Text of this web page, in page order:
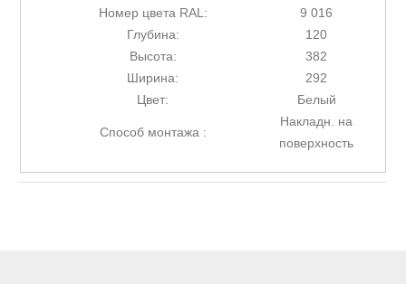
Номер цвета RAL:
9 016
Глубина:
120
Высота:
382
Ширина:
292
Цвет:
Белый
Способ монтажа :
Накладн. на
поверхность